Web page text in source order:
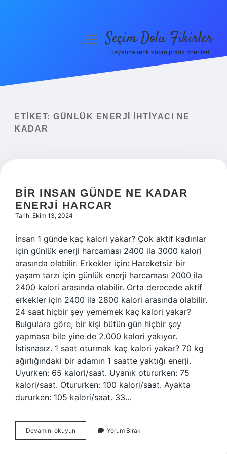
Yasal Uyarı
menüyüSeçim Dolu Fikirler
Hayatına renk katan pratik öneriler!
ETIKET: GÜNLÜK ENERJI IHTIYACI NE
KADAR
BIR INSAN GÜNDE NE KADAR
ENERJI HARCAR
Tarih: Ekim 13, 2024
İnsan 1 günde kaç kalori yakar? Çok aktif kadınlar
için günlük enerji harcaması 2400 ila 3000 kalori
arasında olabilir. Erkekler için: Hareketsiz bir
yaşam tarzı için günlük enerji harcaması 2000 ila
2400 kalori arasında olabilir. Orta derecede aktif
erkekler için 2400 ila 2800 kalori arasında olabilir.
24 saat hiçbir şey yememek kaç kalori yakar?
Bulgulara göre, bir kişi bütün gün hiçbir şey
yapmasa bile yine de 2.000 kalori yakıyor.
İstisnasız. 1 saat oturmak kaç kalori yakar? 70 kg
ağırlığındaki bir adamın 1 saatte yaktığı enerji.
Uyurken: 65 kalori/saat. Uyanık otururken: 75
kalori/saat. Otururken: 100 kalori/saat. Ayakta
dururken: 105 kalori/saat. 33…
Devamını okuyun
Insan
Yorum Bırak